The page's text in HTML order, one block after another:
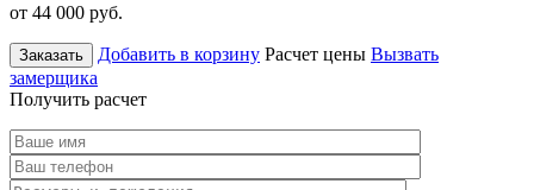
от 44 000 руб.
Заказать Добавить в корзину Расчет цены Вызвать
замерщика
Получить расчет